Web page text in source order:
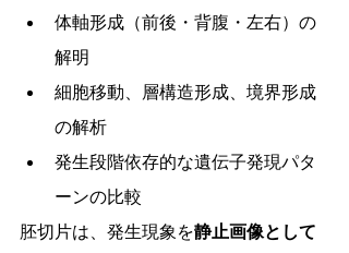
体軸形成（前後・背腹・左右）の
解明
細胞移動、層構造形成、境界形成
の解析
発生段階依存的な遺伝子発現パタ
ーンの比較
胚切片は、発生現象を静止画像として